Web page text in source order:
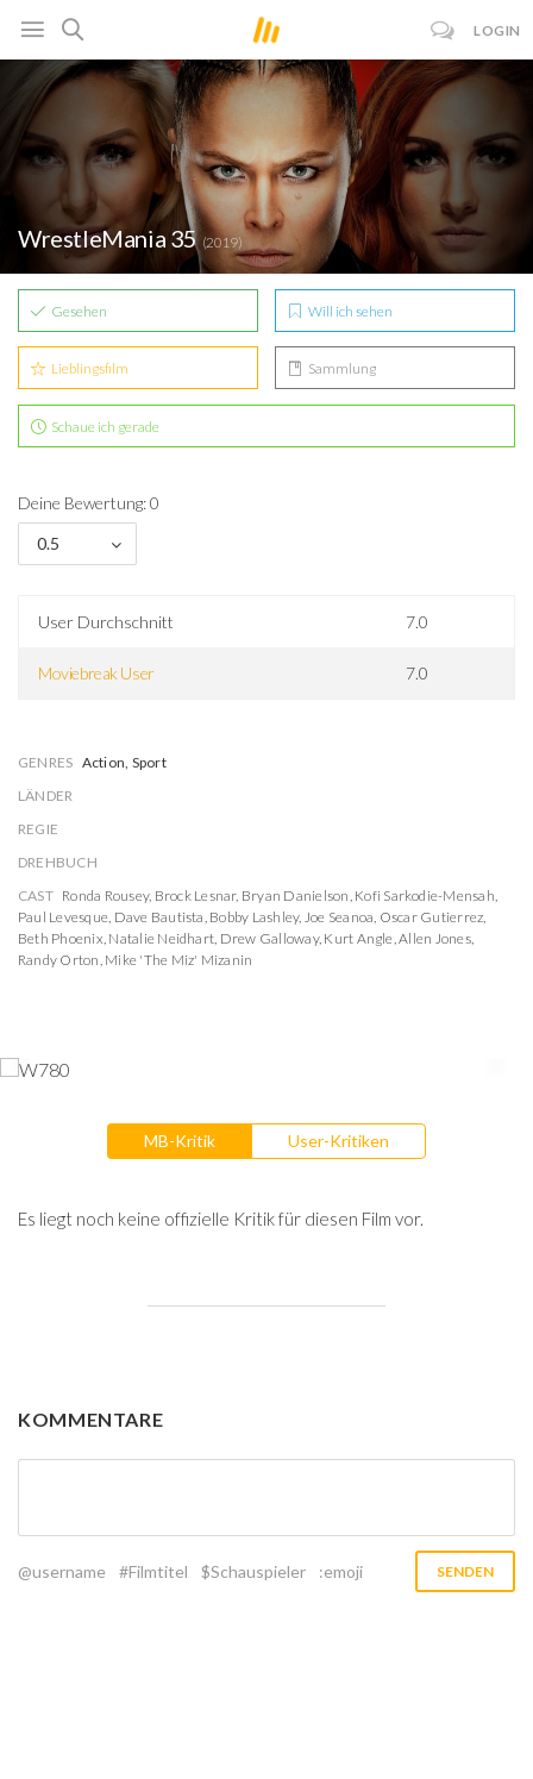
LOGIN
WrestleMania 35(2019)
Gesehen Will ich sehen
Lieblingsfilm Sammlung
Schaue ich gerade
Deine Bewertung: 0
0.5
User Durchschnitt 7.0
Moviebreak User 7.0
GENRES Action, Sport
LÄNDER
REGIE
DREHBUCH
CAST Ronda Rousey, Brock Lesnar, Bryan Danielson, Kofi Sarkodie-Mensah,
Paul Levesque, Dave Bautista, Bobby Lashley, Joe Seanoa, Oscar Gutierrez,
Beth Phoenix, Natalie Neidhart, Drew Galloway, Kurt Angle,Allen Jones,
Randy Orton, Mike 'The Miz' Mizanin
MB-Kritik User-Kritiken
Es liegt noch keine offizielle Kritik für diesen Film vor.
KOMMENTARE
@username #Filmtitel $Schauspieler :emoji